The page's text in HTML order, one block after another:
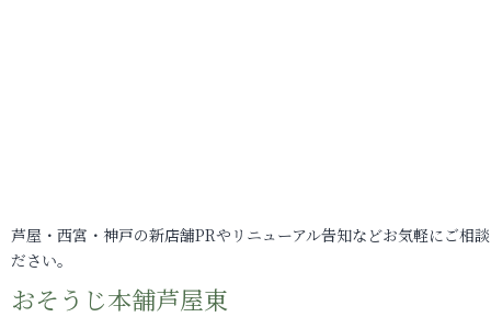
芦屋・西宮・神戸の新店舗PRやリニューアル告知などお気軽にご相
ださい。
おそうじ本舗芦屋東